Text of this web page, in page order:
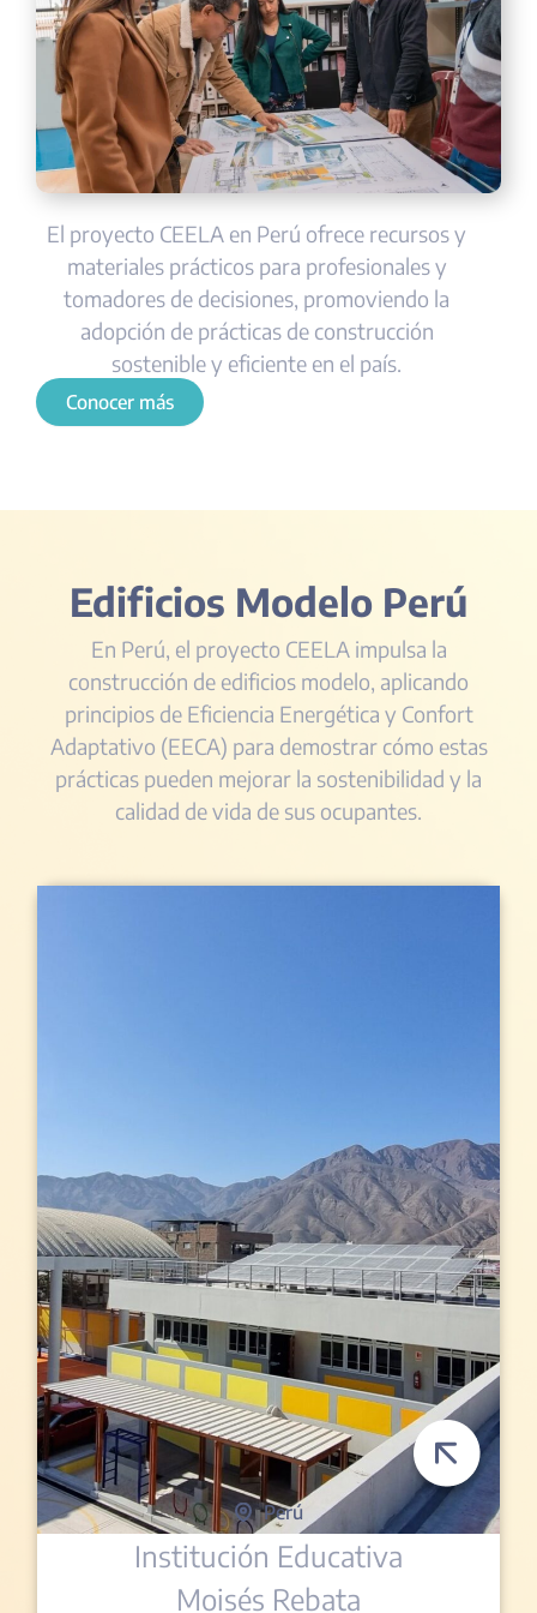
El proyecto CEELA en Perú ofrece recursos y
materiales prácticos para profesionales y
tomadores de decisiones, promoviendo la
adopción de prácticas de construcción
sostenible y eficiente en el país.
Conocer más
Edificios Modelo Perú
En Perú, el proyecto CEELA impulsa la
construcción de edificios modelo, aplicando
principios de Eficiencia Energética y Confort
Adaptativo (EECA) para demostrar cómo estas
prácticas pueden mejorar la sostenibilidad y la
calidad de vida de sus ocupantes.
Perú
Institución Educativa
Moisés Rebata